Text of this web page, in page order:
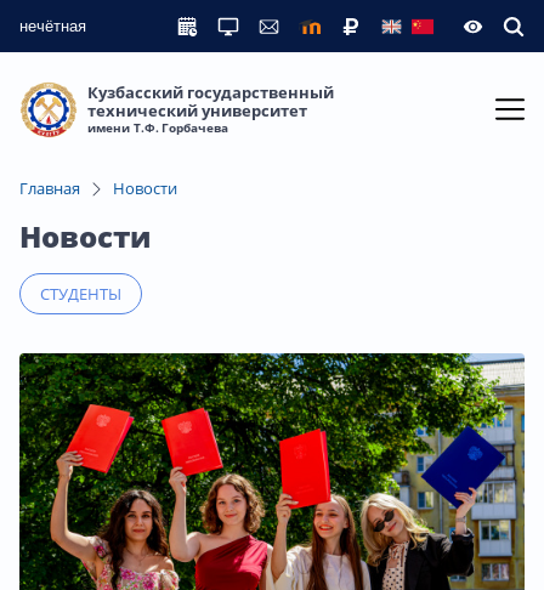
нечётная
Кузбасский государственный
технический университет
имени Т.Ф. Горбачева
Главная Новости
Новости
СТУДЕНТЫ